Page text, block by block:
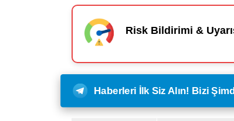
Risk Bildirimi &
Haberleri İlk Siz Alın! Bizi